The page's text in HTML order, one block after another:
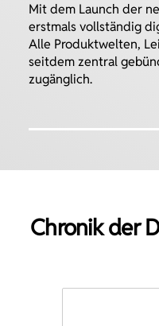
Mit dem Launch der
erstmals vollständig
Alle Produktwelten,
seitdem zentral
zugänglich.
Chronik der